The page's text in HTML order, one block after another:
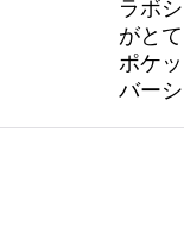
ラボ
がと
ポケ
バー